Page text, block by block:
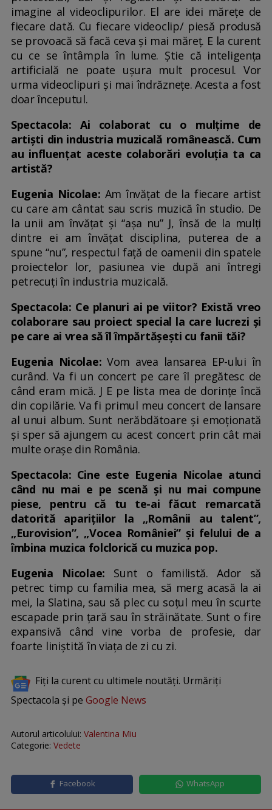
imagine al videoclipurilor. El are idei mărețe de
fiecare dată. Cu fiecare videoclip/ piesă produsă
se provoacă să facă ceva și mai măreț. E la curent
cu ce se întâmpla în lume. Știe că inteligența
artificială ne poate ușura mult procesul. Vor
urma videoclipuri și mai îndrăznețe. Acesta a fost
doar începutul.
Spectacola: Ai colaborat cu o mulțime de
artiști din industria muzicală românească. Cum
au influențat aceste colaborări evoluția ta ca
artistă?
Eugenia Nicolae: Am învățat de la fiecare artist
cu care am cântat sau scris muzică în studio. De
la unii am învățat și “așa nu” J, însă de la mulți
dintre ei am învățat disciplina, puterea de a
spune “nu”, respectul față de oamenii din spatele
proiectelor lor, pasiunea vie după ani întregi
petrecuți în industria muzicală.
Spectacola: Ce planuri ai pe viitor? Există vreo
colaborare sau proiect special la care lucrezi și
pe care ai vrea să îl împărtășești cu fanii tăi?
Eugenia Nicolae:Vom avea lansarea EP-ului în
curând. Va fi un concert pe care îl pregătesc de
când eram mică. J E pe lista mea de dorințe încă
din copilărie. Va fi primul meu concert de lansare
al unui album. Sunt nerăbdătoare și emoționată
și sper să ajungem cu acest concert prin cât mai
multe orașe din România.
Spectacola: Cine este Eugenia Nicolae atunci
când nu mai e pe scenă și nu mai compune
piese, pentru că tu te-ai făcut remarcată
datorită aparițiilor la „Românii au talent”,
„Eurovision”, „Vocea României” și felului de a
îmbina muzica folclorică cu muzica pop.
Eugenia Nicolae: Sunt o familistă. Ador să
petrec timp cu familia mea, să merg acasă la ai
mei, la Slatina, sau să plec cu soțul meu în scurte
escapade prin țară sau în străinătate. Sunt o fire
expansivă când vine vorba de profesie, dar
foarte liniștită în viața de zi cu zi.
Fiți la curent cu ultimele noutăți. Urmăriți
Spectacola și pe Google News
Autorul articolului: Valentina Miu
Categorie: Vedete
Facebook WhatsApp